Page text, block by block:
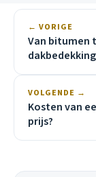
← VORIGE
Van bitumen
VOLGENDE →
Kosten van
prijs?